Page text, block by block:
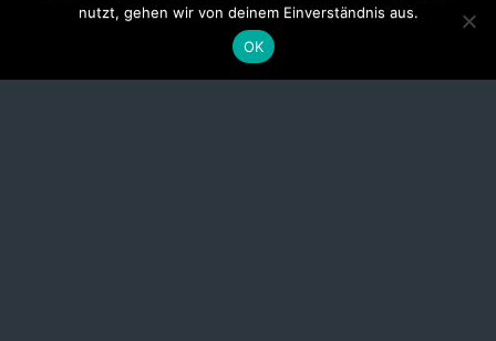
nutzt, gehen wir von deinem Einverständnis aus.
OK